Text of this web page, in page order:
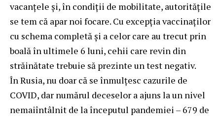
vacanțele și, în condiții de mobilitate, autoritățile
se tem că apar noi focare. Cu excepția vaccinaților
cu schema completă și a celor care au trecut prin
boală în ultimele 6 luni, cehii care revin din
străinătate trebuie să prezinte un test negativ.
În Rusia, nu doar că se înmulțesc cazurile de
COVID, dar numărul deceselor a ajuns la un nivel
nemaiîntâlnit de la începutul pandemiei – 679 de